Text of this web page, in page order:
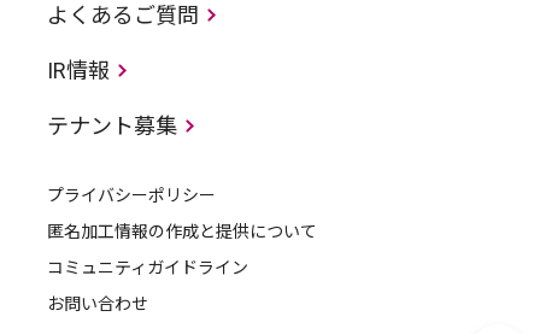
よくあるご質問
IR情報
テナント募集
プライバシーポリシー
匿名加工情報の作成と提供について
コミュニティガイドライン
お問い合わせ